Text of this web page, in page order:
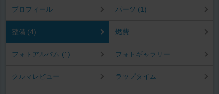
プロフィール パーツ (1)
整備 (4) 燃費
フォトアルバム (1) フォトギャラリー
クルマレビュー ラップタイム